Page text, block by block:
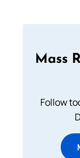
Mass
Follow